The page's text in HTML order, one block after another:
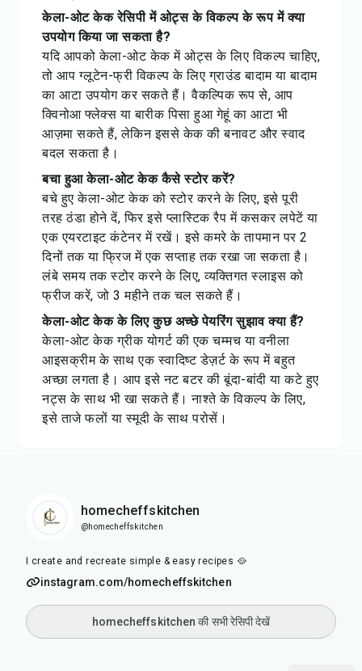
केला-ओट केक रेसिपी में ओट्स के विकल्प के रूप में क्या
उपयोग किया जा सकता है?
यदि आपको केला-ओट केक में ओट्स के लिए विकल्प चाहिए,
तो आप ग्लूटेन-फ्री विकल्प के लिए ग्राउंड बादाम या बादाम
का आटा उपयोग कर सकते हैं। वैकल्पिक रूप से, आप
क्विनोआ फ्लेक्स या बारीक पिसा हुआ गेहूं का आटा भी
आज़मा सकते हैं, लेकिन इससे केक की बनावट और स्वाद
बदल सकता है।
बचा हुआ केला-ओट केक कैसे स्टोर करें?
बचे हुए केला-ओट केक को स्टोर करने के लिए, इसे पूरी
तरह ठंडा होने दें, फिर इसे प्लास्टिक रैप में कसकर लपेटें या
एक एयरटाइट कंटेनर में रखें। इसे कमरे के तापमान पर 2
दिनों तक या फ्रिज में एक सप्ताह तक रखा जा सकता है।
लंबे समय तक स्टोर करने के लिए, व्यक्तिगत स्लाइस को
फ्रीज करें, जो 3 महीने तक चल सकते हैं।
केला-ओट केक के लिए कुछ अच्छे पेयरिंग सुझाव क्या हैं?
केला-ओट केक ग्रीक योगर्ट की एक चम्मच या वनीला
आइसक्रीम के साथ एक स्वादिष्ट डेज़र्ट के रूप में बहुत
अच्छा लगता है। आप इसे नट बटर की बूंदा-बांदी या कटे हुए
नट्स के साथ भी खा सकते हैं। नाश्ते के विकल्प के लिए,
इसे ताजे फलों या स्मूदी के साथ परोसें।
homecheffskitchen
@homecheffskitchen
I create and recreate simple & easy recipes 🥘
instagram.com/homecheffskitchen
homecheffskitchen की सभी रेसिपी देखें